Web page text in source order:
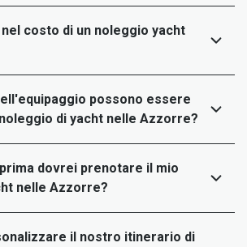
costo di un noleggio yacht
possono essere
di yacht nelle Azzorre?
dovrei prenotare il mio
nelle Azzorre?
il nostro itinerario di